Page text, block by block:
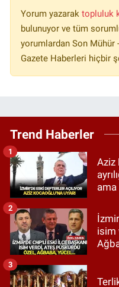
Yorum yazarak topluluk
bulunuyor ve tüm
yorumlardan Son Mühür
Gazete Haberleri hiçbir
Trend Haberler
Aziz
1
isim
2
3